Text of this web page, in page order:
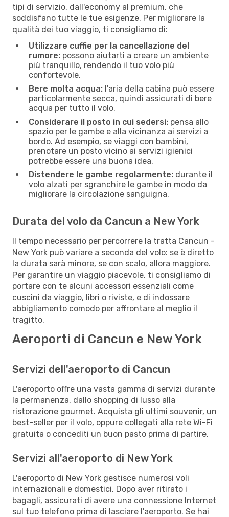
tipi di servizio, dall'economy al premium, che
soddisfano tutte le tue esigenze. Per migliorare la
qualità dei tuo viaggio, ti consigliamo di:
Utilizzare cuffie per la cancellazione del
rumore: possono aiutarti a creare un ambiente
più tranquillo, rendendo il tuo volo più
confortevole.
Bere molta acqua: l'aria della cabina può essere
particolarmente secca, quindi assicurati di bere
acqua per tutto il volo.
Considerare il posto in cui sedersi: pensa allo
spazio per le gambe e alla vicinanza ai servizi a
bordo. Ad esempio, se viaggi con bambini,
prenotare un posto vicino ai servizi igienici
potrebbe essere una buona idea.
Distendere le gambe regolarmente: durante il
volo alzati per sgranchire le gambe in modo da
migliorare la circolazione sanguigna.
Durata del volo da Cancun a New York
Il tempo necessario per percorrere la tratta Cancun -
New York può variare a seconda del volo: se è diretto
la durata sarà minore, se con scalo, allora maggiore.
Per garantire un viaggio piacevole, ti consigliamo di
portare con te alcuni accessori essenziali come
cuscini da viaggio, libri o riviste, e di indossare
abbigliamento comodo per affrontare al meglio il
tragitto.
Aeroporti di Cancun e New York
Servizi dell'aeroporto di Cancun
L'aeroporto offre una vasta gamma di servizi durante
la permanenza, dallo shopping di lusso alla
ristorazione gourmet. Acquista gli ultimi souvenir, un
best-seller per il volo, oppure collegati alla rete Wi-Fi
gratuita o concediti un buon pasto prima di partire.
Servizi all'aeroporto di New York
L'aeroporto di New York gestisce numerosi voli
internazionali e domestici. Dopo aver ritirato i
bagagli, assicurati di avere una connessione Internet
sul tuo telefono prima di lasciare l'aeroporto. Se hai